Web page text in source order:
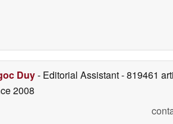
Duy- Editorial Assistant- 819461
2008